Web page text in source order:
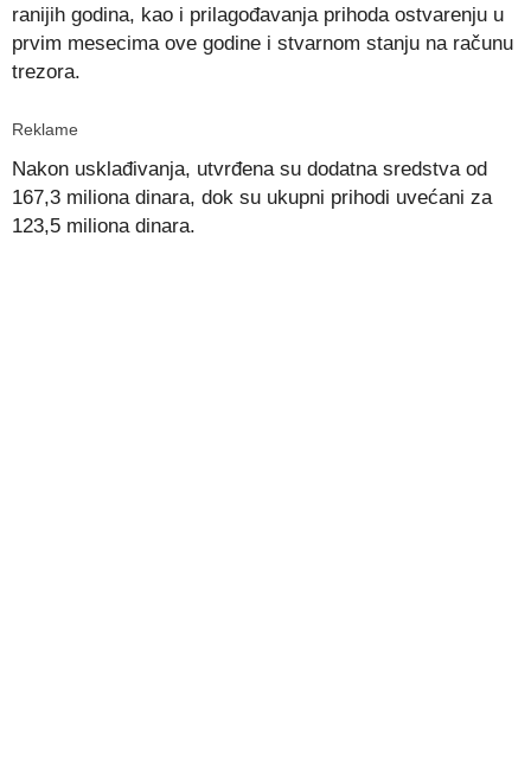
ranijih godina, kao i prilagođavanja prihoda ostvarenju u
prvim mesecima ove godine i stvarnom stanju na računu
trezora.
Reklame
Nakon usklađivanja, utvrđena su dodatna sredstva od
167,3 miliona dinara, dok su ukupni prihodi uvećani za
123,5 miliona dinara.